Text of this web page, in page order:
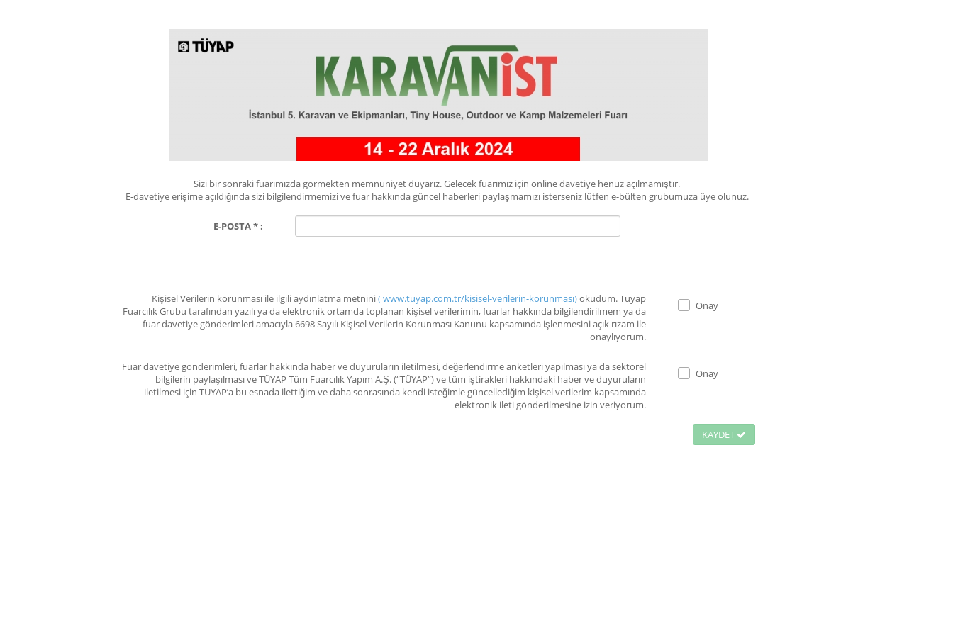
Sizi bir sonraki fuarımızda görmekten memnuniyet duyarız. Gelecek fuarımız için online davetiye henüz açılmamıştır.
E-davetiye erişime açıldığında sizi bilgilendirmemizi ve fuar hakkında güncel haberleri paylaşmamızı isterseniz lütfen e-bülten grubumuza üye olunuz.
E-POSTA * :
Kişisel Verilerin korunması ile ilgili aydınlatma metnini( www.tuyap.com.tr/kisisel-verilerin-korunması)okudum. Tüyap
Fuarcılık Grubu tarafından yazılı ya da elektronik ortamda toplanan kişisel verilerimin, fuarlar hakkında bilgilendirilmem ya da
fuar davetiye gönderimleri amacıyla 6698 Sayılı Kişisel Verilerin Korunması Kanunu kapsamında işlenmesini açık rızam ile
onaylıyorum.
Onay
Fuar davetiye gönderimleri, fuarlar hakkında haber ve duyuruların iletilmesi, değerlendirme anketleri yapılması ya da sektörel
bilgilerin paylaşılması ve TÜYAP Tüm Fuarcılık Yapım A.Ş. (“TÜYAP”) ve tüm iştirakleri hakkındaki haber ve duyuruların
iletilmesi için TÜYAP’a bu esnada ilettiğim ve daha sonrasında kendi isteğimle güncellediğim kişisel verilerim kapsamında
elektronik ileti gönderilmesine izin veriyorum.
Onay
KAYDET